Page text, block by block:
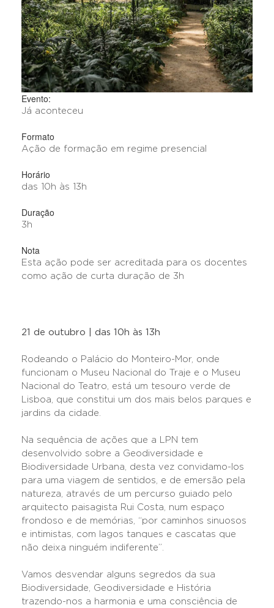
Evento:
Já aconteceu
Formato
Ação de formação em regime presencial
Horário
das 10h às 13h
Duração
3h
Nota
Esta ação pode ser acreditada para os docentes
como ação de curta duração de 3h
21 de outubro | das 10h às 13h
Rodeando o Palácio do Monteiro-Mor, onde
funcionam o Museu Nacional do Traje e o Museu
Nacional do Teatro, está um tesouro verde de
Lisboa, que constitui um dos mais belos parques e
jardins da cidade.
Na sequência de ações que a LPN tem
desenvolvido sobre a Geodiversidade e
Biodiversidade Urbana, desta vez convidamo-los
para uma viagem de sentidos, e de emersão pela
natureza, através de um percurso guiado pelo
arquitecto paisagista Rui Costa, num espaço
frondoso e de memórias, “por caminhos sinuosos
e intimistas, com lagos tanques e cascatas que
não deixa ninguém indiferente”.
Vamos desvendar alguns segredos da sua
Biodiversidade, Geodiversidade e História
trazendo-nos a harmonia e uma consciência de